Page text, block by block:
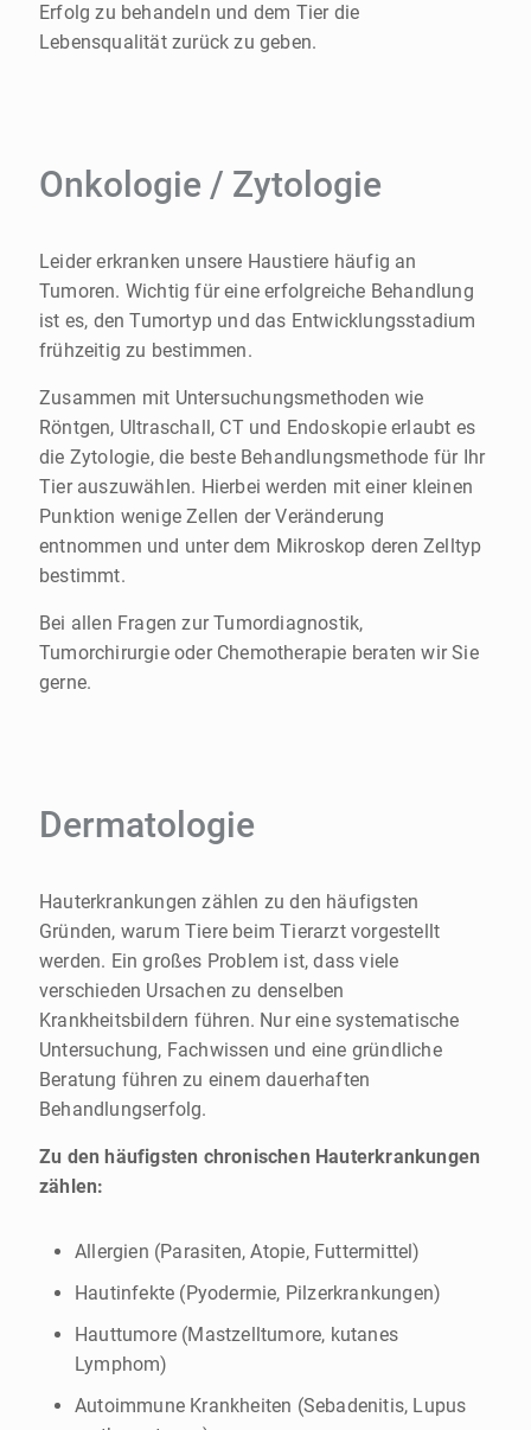
Erfolg zu behandeln und dem Tier die
Lebensqualität zurück zu geben.
Onkologie / Zytologie
Leider erkranken unsere Haustiere häufig an
Tumoren. Wichtig für eine erfolgreiche Behandlung
ist es, den Tumortyp und das Entwicklungsstadium
frühzeitig zu bestimmen.
Zusammen mit Untersuchungsmethoden wie
Röntgen, Ultraschall, CT und Endoskopie erlaubt es
die Zytologie, die beste Behandlungsmethode für Ihr
Tier auszuwählen. Hierbei werden mit einer kleinen
Punktion wenige Zellen der Veränderung
entnommen und unter dem Mikroskop deren Zelltyp
bestimmt.
Bei allen Fragen zur Tumordiagnostik,
Tumorchirurgie oder Chemotherapie beraten wir Sie
gerne.
Dermatologie
Hauterkrankungen zählen zu den häufigsten
Gründen, warum Tiere beim Tierarzt vorgestellt
werden. Ein großes Problem ist, dass viele
verschieden Ursachen zu denselben
Krankheitsbildern führen. Nur eine systematische
Untersuchung, Fachwissen und eine gründliche
Beratung führen zu einem dauerhaften
Behandlungserfolg.
Zu den häufigsten chronischen Hauterkrankungen
zählen:
Allergien (Parasiten, Atopie, Futtermittel)
Hautinfekte (Pyodermie, Pilzerkrankungen)
Hauttumore (Mastzelltumore, kutanes
Lymphom)
Autoimmune Krankheiten (Sebadenitis, Lupus